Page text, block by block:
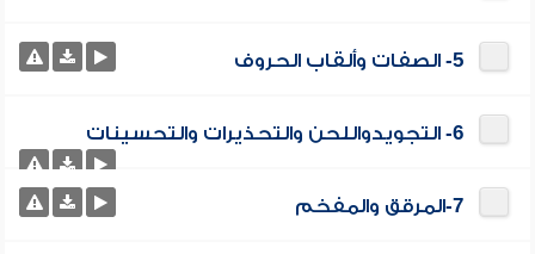
5- الصفات وألقاب الحروف
6- التجويدواللحن والتحذيرات والتحسينات
7-المرقق والمفخم